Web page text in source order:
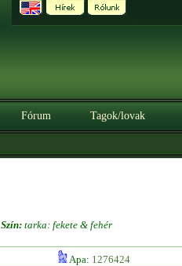
Fórum Tagok/lovak
Szín: tarka: fekete & fehér
Apa: 1276424